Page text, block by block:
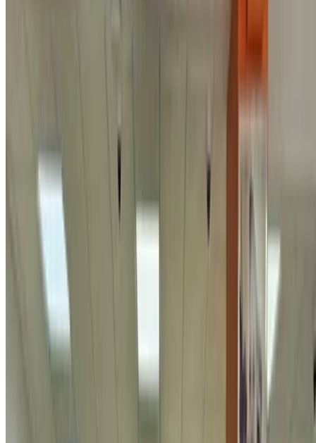
أسود اللون
عين السبع, الدار البيضاء
هل تبحث عن خيارات أخرى؟
تصفح جميع السيارات
إنشاء حساب
فورد هي شركة أمريكية متعددة الجنسيات لصناعة السيارات أسسها
ماركة فورد، ومعظم السيارات الفاخرة تحت اسم ماركة لينكولن.